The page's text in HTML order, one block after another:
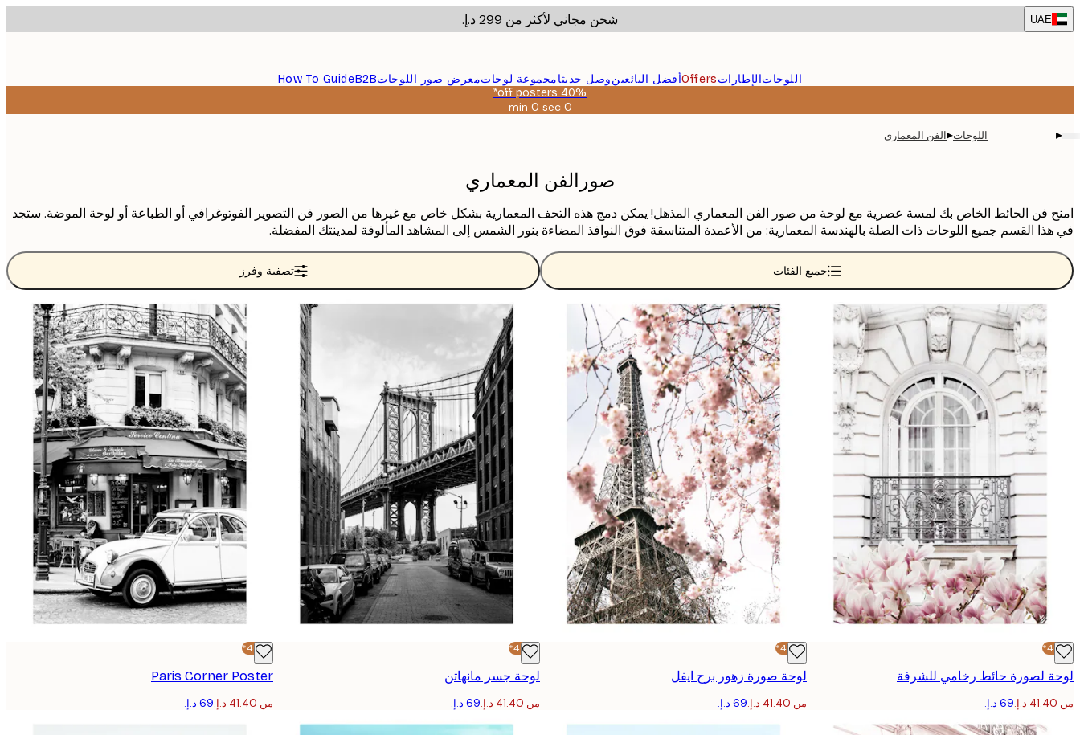
Skip
to
UAE شحن مجاني لأكثر من ‏299 د.إ.‏
اللوحاتالإطاراتOffersأفضل البائعينوصل حديثامجموعة لوحاتمعرض صور اللوحاتB2B
How To Guide
40% off posters*
0 min
0 secصالحة
09
▸ اللوحات▸الفن المعماري
صورالفن المعماري
امنح فن الحائط الخاص بك لمسة عصرية مع لوحة من صور الفن المعماري المذهل! يمكن دمج هذه التحف المعمارية بشكل خاص مع غيرها من الصور فن التصوير الفوتوغرافي أو الطباعة أو لوحة الموضة. ستجد
في هذا القسم جميع اللوحات ذات الصلة بالهندسة المعمارية: من الأعمدة المتناسقة فوق النوافذ المضاءة بنور الشمس إلى المشاهد المألوفة لمدينتك المفضلة.
جميع الفئات تصفية وفرز
-40%*
لوحة لصورة حائط رخامي للشرفة
من ‏41.40 د.إ.‏
-40%*
لوحة صورة زهور برج ايفل
من ‏41.40 د.إ.‏
-40%*
لوحة جسر مانهاتن
من ‏41.40 د.إ.‏
-40%*
Paris Corner Poster
من ‏41.40 د.إ.‏